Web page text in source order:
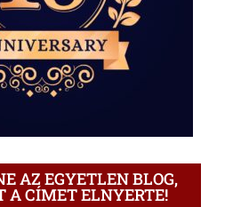
AZ EGYETLEN BLOG,
A CÍMET ELNYERTE!